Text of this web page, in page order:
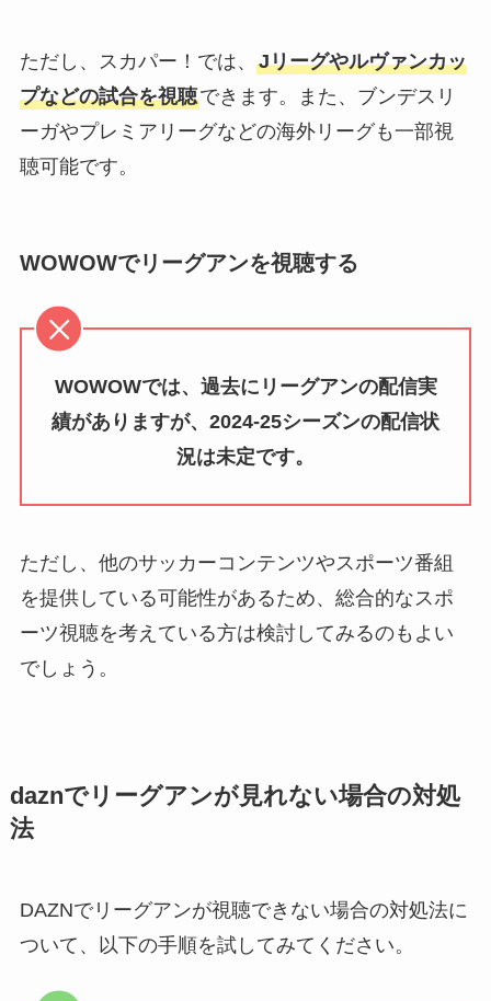
ただし、スカパー！では、 Jリーグやルヴァンカッ
プなどの試合を視聴できます。また、ブンデスリ
ーガやプレミアリーグなどの海外リーグも一部視
聴可能です。
WOWOWでリーグアンを視聴する
WOWOWでは、過去にリーグアンの配信実
績がありますが、2024-25シーズンの配信状
況は未定です。
ただし、他のサッカーコンテンツやスポーツ番組
を提供している可能性があるため、総合的なスポ
ーツ視聴を考えている方は検討してみるのもよい
でしょう。
daznでリーグアンが見れない場合の対処
法
DAZNでリーグアンが視聴できない場合の対処法に
ついて、以下の手順を試してみてください。